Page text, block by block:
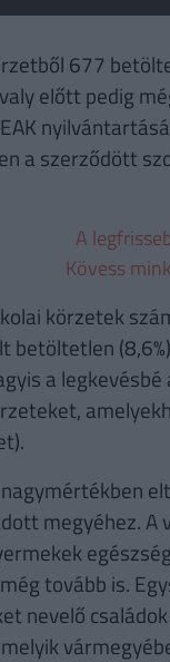
677
előtt pedig
a szerződött
A
Kövess
körzetek
a
megyéhez. A
tovább is.
nevelő